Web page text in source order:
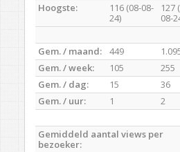
Hoogste:
116 (08-08-
24)
127
08-
Gem. / maand: 449
Gem. / week:
105
255
Gem. / dag:
15
36
Gem. / uur:
1 2
Gemiddeld aantal views per
bezoeker: